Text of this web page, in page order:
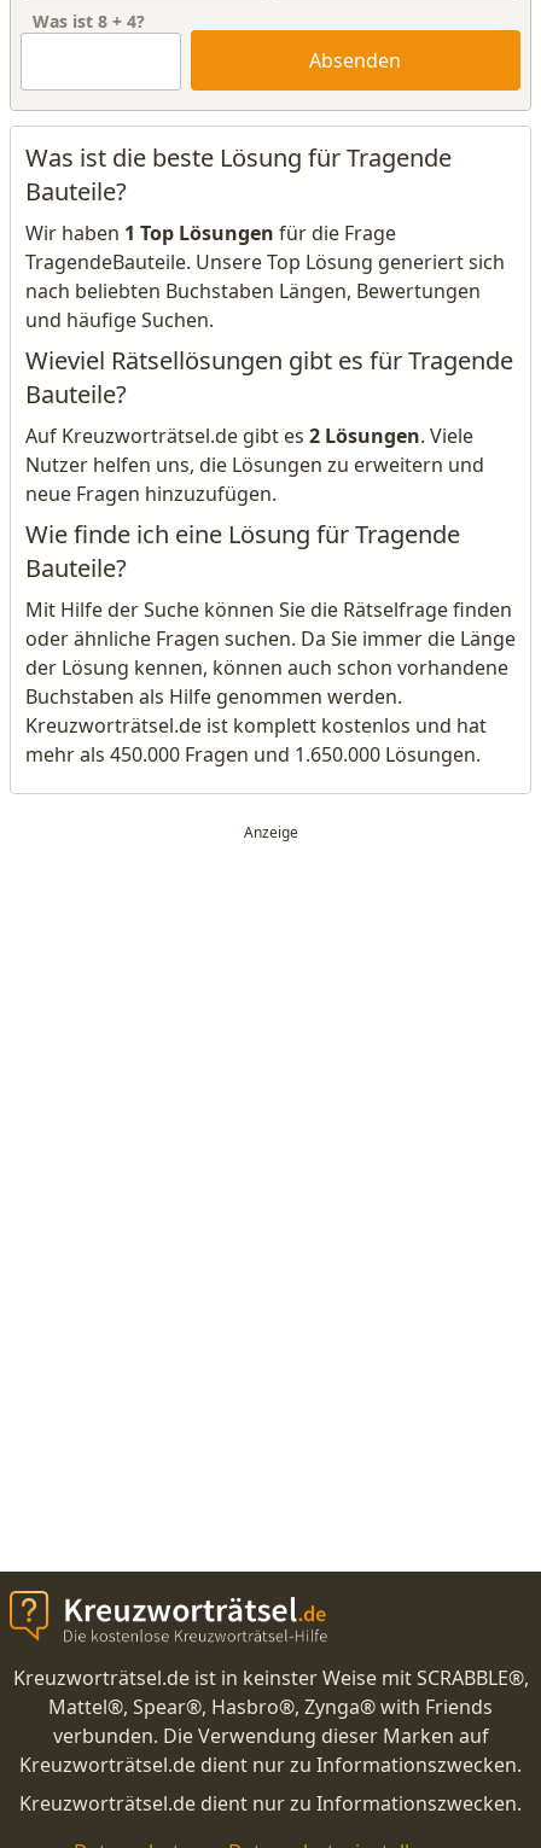
Was ist 8 + 4?
Absenden
Was ist die beste Lösung für Tragende
Bauteile?
Wir haben 1 Top Lösungen für die Frage
TragendeBauteile. Unsere Top Lösung generiert sich
nach beliebten Buchstaben Längen, Bewertungen
und häufige Suchen.
Wieviel Rätsellösungen gibt es für Tragende
Bauteile?
Auf Kreuzworträtsel.de gibt es 2 Lösungen. Viele
Nutzer helfen uns, die Lösungen zu erweitern und
neue Fragen hinzuzufügen.
Wie finde ich eine Lösung für Tragende
Bauteile?
Mit Hilfe der Suche können Sie die Rätselfrage finden
oder ähnliche Fragen suchen. Da Sie immer die Länge
der Lösung kennen, können auch schon vorhandene
Buchstaben als Hilfe genommen werden.
Kreuzworträtsel.de ist komplett kostenlos und hat
mehr als 450.000 Fragen und 1.650.000 Lösungen.
Kreuzworträtsel.de ist in keinster Weise mit SCRABBLE®,
Mattel®, Spear®, Hasbro®, Zynga® with Friends
verbunden. Die Verwendung dieser Marken auf
Kreuzworträtsel.de dient nur zu Informationszwecken.
Kreuzworträtsel.de dient nur zu Informationszwecken.